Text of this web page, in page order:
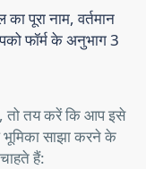
पूरा नाम, वर्तमान
फॉर्म के अनुभाग 3
तय करें कि आप इसे
साझा करने के
हैं: